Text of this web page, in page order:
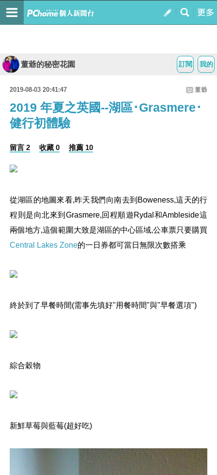
我的
訂閱
董爺的秘密花園
2019-08-03 20:41:47 董爺
2019 年夏之英國--湖區･Grasmere･
健行初體驗
留言 2 收藏 0 推薦 10
從湖區的地圖來看,昨天我們向南去到Boweness,這天的行
程則是向北來到Grasmere,回程順遊Rydal和Ambleside這
兩個地方,這個範圍大致是湖區的中心區域,公車票只要購買
Central Lakes Zone的一日券都可當日無限次數搭乘
終於到了早餐時間(需事先填好"用餐時間"與"早餐選項")
綜合穀物
新鮮草莓與藍莓(超好吃)